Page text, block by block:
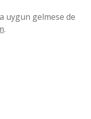
uygun gelmese de
.